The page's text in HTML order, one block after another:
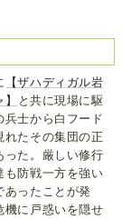
【ザハディガル岩
と共に現場に駆
兵士から白フード
れたその集団の正
った。厳しい修行
も防戦一方を強い
あったことが発
機に戸惑いを隠せ